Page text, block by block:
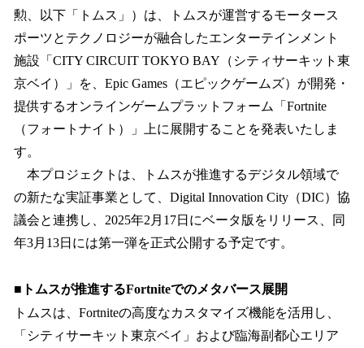
を
読
み
込
中
で
勲、以下「トムス」）は、トムスが運営するモータース
ポーツとテクノロジーが融合したエンターテインメント
施設「CITY CIRCUIT TOKYO BAY（シティサーキット東
京ベイ）」を、Epic Games（エピックゲームズ）が開発・
提供するオンラインゲームプラットフォーム「Fortnite
（フォートナイト）」上に展開することを発表いたしま
す。
本プロジェクトは、トムスが推進するデジタル領域で
の新たな実証事業として、Digital Innovation City（DIC）協
議会と連携し、2025年2月17日にベータ版をリリース、同
年3月13日には第一弾を正式公開する予定です。
■トムスが推進するFortniteでのメタバース展開
トムスは、Fortniteの高度なカスタマイズ機能を活用し、
「シティサーキット東京ベイ」および臨海副都心エリア